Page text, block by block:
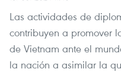
Las actividades de
contribuyen a promover
de Vietnam ante el
la nación a asimilar la